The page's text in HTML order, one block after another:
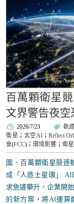
百萬顆衛星
文界警告夜空
2026/7/23 軌
衛星 ； 太空AI； Reflect
會(FCC)；環境影響 ；衛
圖、百萬顆衛星競逐
成「人造土星環」
求急遽攀升，企業開
的新方案，將AI運算